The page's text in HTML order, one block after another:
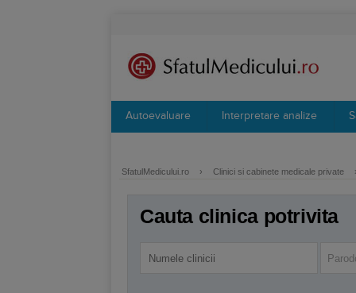
Autoevaluare Interpretare analize
SfatulMedicului.ro › Clinici si cabinete medicale private
Cauta clinica potrivita